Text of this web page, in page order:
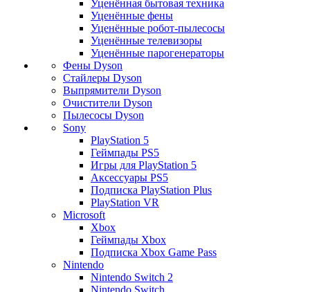
Уценённая бытовая техника
Уценённые фены
Уценённые робот-пылесосы
Уценённые телевизоры
Уценённые парогенераторы
Фены Dyson
Стайлеры Dyson
Выпрямители Dyson
Очистители Dyson
Пылесосы Dyson
Sony
PlayStation 5
Геймпады PS5
Игры для PlayStation 5
Аксессуары PS5
Подписка PlayStation Plus
PlayStation VR
Microsoft
Xbox
Геймпады Xbox
Подписка Xbox Game Pass
Nintendo
Nintendo Switch 2